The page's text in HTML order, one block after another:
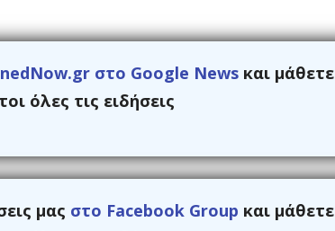
στο Google Newsκαι μάθετε
όλες τις ειδήσεις
μας στο Facebook Group και μάθετε